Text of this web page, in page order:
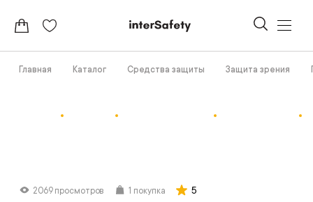
Главная Каталог Средства защиты Защита зрения
2069 просмотров 1 покупка 5